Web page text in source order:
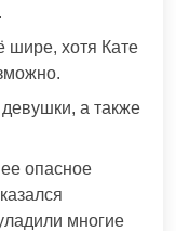
хотя Кате
а также
опасное
многие